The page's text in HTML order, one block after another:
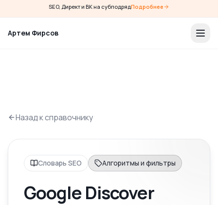
SEO, Директ и ВК на субподрядПодробнее
Артем Фирсов
Назад к справочнику
Словарь SEO Алгоритмы и фильтры
Google Discover